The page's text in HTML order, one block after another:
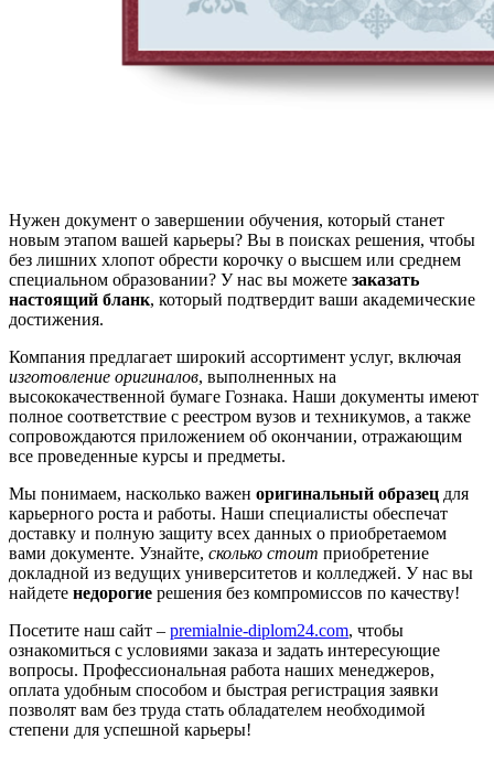
Нужен документ о завершении обучения, который станет
новым этапом вашей карьеры? Вы в поисках решения, чтобы
без лишних хлопот обрести корочку о высшем или среднем
специальном образовании? У нас вы можете заказать
настоящий бланк, который подтвердит ваши академические
достижения.
Компания предлагает широкий ассортимент услуг, включая
изготовление оригиналов, выполненных на
высококачественной бумаге Гознака. Наши документы имеют
полное соответствие с реестром вузов и техникумов, а также
сопровождаются приложением об окончании, отражающим
все проведенные курсы и предметы.
Мы понимаем, насколько важен оригинальный образец для
карьерного роста и работы. Наши специалисты обеспечат
доставку и полную защиту всех данных о приобретаемом
вами документе. Узнайте, сколько стоит приобретение
докладной из ведущих университетов и колледжей. У нас вы
найдете недорогие решения без компромиссов по качеству!
Посетите наш сайт – premialnie-diplom24.com, чтобы
ознакомиться с условиями заказа и задать интересующие
вопросы. Профессиональная работа наших менеджеров,
оплата удобным способом и быстрая регистрация заявки
позволят вам без труда стать обладателем необходимой
степени для успешной карьеры!